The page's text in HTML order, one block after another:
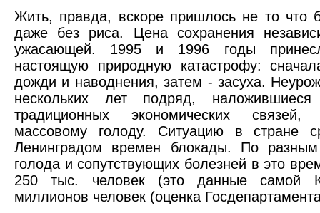
Жить, правда, вскоре пришлось не то что
даже без риса. Цена сохранения
ужасающей. 1995 и 1996 годы
настоящую природную катастрофу:
дожди и наводнения, затем - засуха.
нескольких лет подряд,
традиционных экономических
массовому голоду. Ситуацию в стране
Ленинградом времен блокады. По
голода и сопутствующих болезней в это
250 тыс. человек (это данные
миллионов человек (оценка